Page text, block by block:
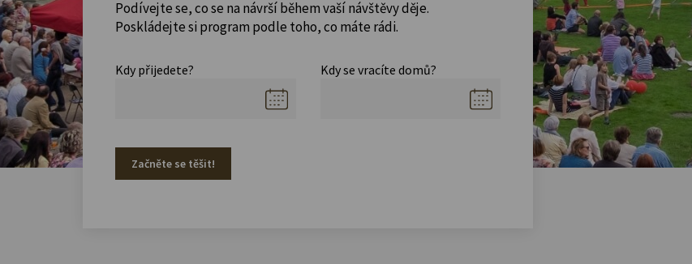
Podívejte se, co se na návrší během vaší návštěvy děje.
Poskládejte si program podle toho, co máte rádi.
Kdy přijedete? Kdy se vracíte domů?
Začněte se těšit!